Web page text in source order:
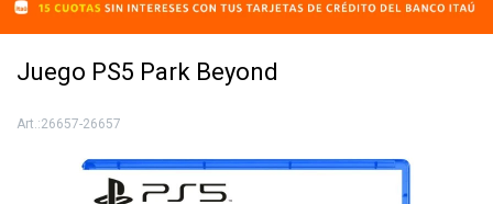
Juego PS5 Park Beyond
26657-26657